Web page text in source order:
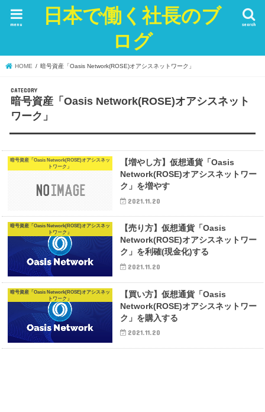
日本で働く社長のブ
ログ
search
menu
HOME 暗号資産「Oasis Network(ROSE)オアシスネットワーク」
暗号資産「Oasis Network(ROSE)オアシスネット
ワーク」
暗号資産「Oasis Network(ROSE)オアシスネッ
トワーク」
【増やし方】仮想通貨「Oasis
Network(ROSE)オアシスネットワー
ク」を増やす
2021.11.20
暗号資産「Oasis Network(ROSE)オアシスネッ
トワーク」
【売り方】仮想通貨「Oasis
Network(ROSE)オアシスネットワー
ク」を利確(現金化)する
2021.11.20
暗号資産「Oasis Network(ROSE)オアシスネッ
トワーク」
【買い方】仮想通貨「Oasis
Network(ROSE)オアシスネットワー
ク」を購入する
2021.11.20